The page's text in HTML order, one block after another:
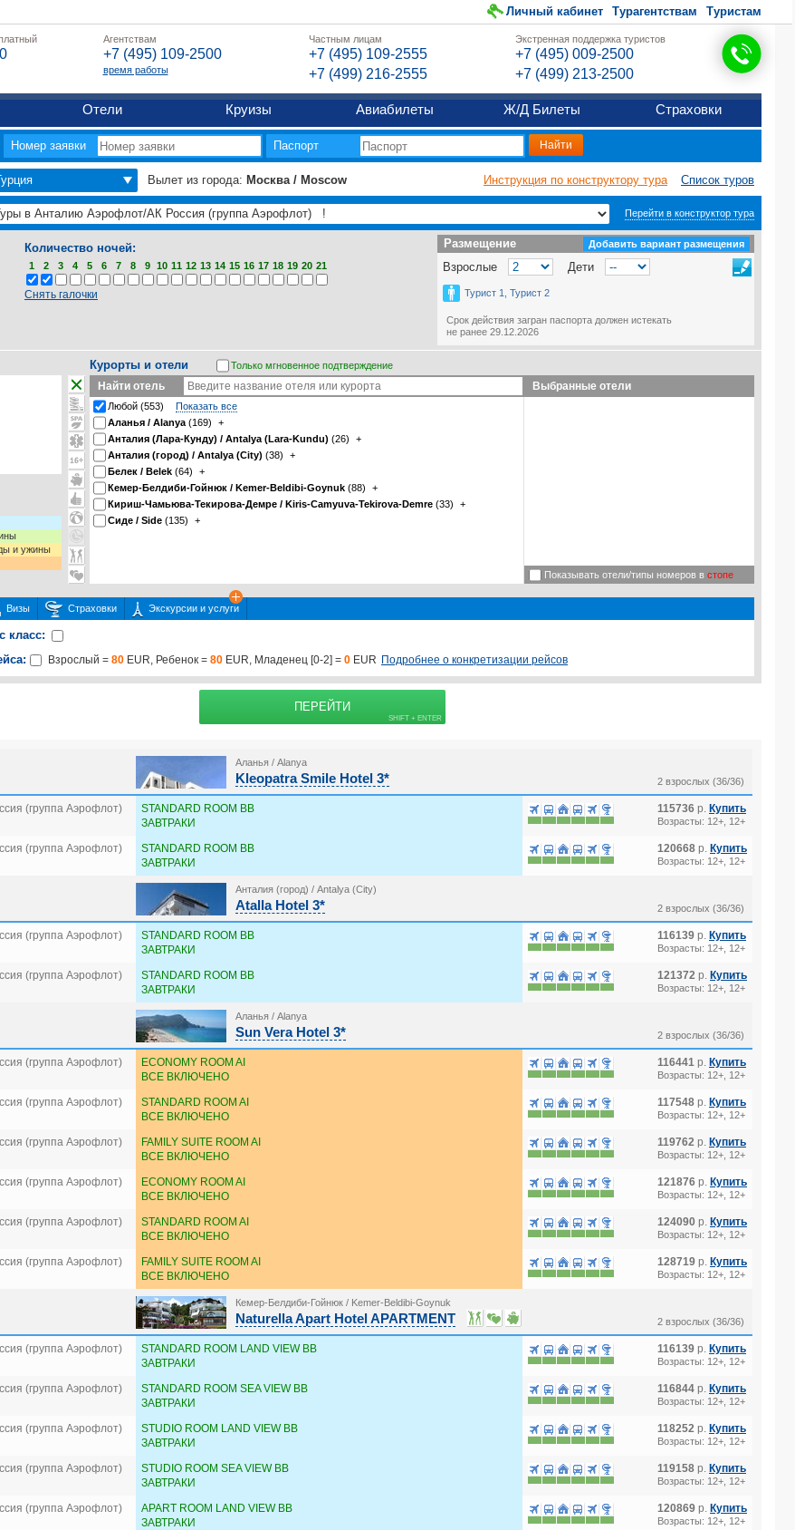
Личный кабинет Турагентствам Туристам
Агентствам
+7 (495) 109-2500
время работы
Частным лицам
+7 (495) 109-2555
+7 (499) 216-2555
Экстренная поддержка туристов
+7 (495) 009-2500
+7 (499) 213-2500
Отели Круизы Авиабилеты Ж/Д Билеты Страховки
Номер заявки Паспорт
Вылет из города: Москва / Moscow Инструкция по конструктору тура Список туров
Перейти в конструктор тура
Размещение
Размещение Добавить вариант размещения
Взрослые Дети
Турист 1, Турист 2
Срок действия загран паспорта должен истекать
не ранее 29.12.2026
Количество ночей:
1 2 3 4 5 6 7 8 9 10 11 12 13 14 15 16 17 18 19 20 21
Снять галочки
и ужины
Только мгновенное подтверждение
Показывать отели/типы номеров в стопе
Выбранные отели
Курорты и отели
Найти отель
Любой (553)
Показать все
Аланья / Alanya (169)
+
Анталия (Лара-Кунду) / Antalya (Lara-Kundu) (26)
+
Анталия (город) / Antalya (City) (38)
+
Белек / Belek (64)
+
Кемер-Белдиби-Гойнюк / Kemer-Beldibi-Goynuk (88)
+
Кириш-Чамьюва-Текирова-Демре / Kiris-Camyuva-Tekirova-Demre (33)
+
Сиде / Side (135) +
Визы Страховки Экскурсии и услуги
класс:
Взрослый = 80 EUR, Ребенок = 80 EUR, Младенец [0-2] = 0 EUR Подробнее о конкретизации рейсов
Подробнее о страховке
ПЕРЕЙТИ
Аланья / Alanya
Kleopatra Smile Hotel 3* 2 взрослых (36/36)
(группа Аэрофлот)
STANDARD ROOM BB
ЗАВТРАКИ
115736 р. Купить
Возрасты: 12+, 12+
(группа Аэрофлот)
STANDARD ROOM BB
ЗАВТРАКИ
120668 р. Купить
Возрасты: 12+, 12+
Анталия (город) / Antalya (City)
Atalla Hotel 3* 2 взрослых (36/36)
(группа Аэрофлот)
STANDARD ROOM BB
ЗАВТРАКИ
116139 р. Купить
Возрасты: 12+, 12+
(группа Аэрофлот)
STANDARD ROOM BB
ЗАВТРАКИ
121372 р. Купить
Возрасты: 12+, 12+
Аланья / Alanya
Sun Vera Hotel 3* 2 взрослых (36/36)
(группа Аэрофлот)
ECONOMY ROOM AI
ВСЕ ВКЛЮЧЕНО
116441 р. Купить
Возрасты: 12+, 12+
(группа Аэрофлот)
STANDARD ROOM AI
ВСЕ ВКЛЮЧЕНО
117548 р. Купить
Возрасты: 12+, 12+
(группа Аэрофлот)
FAMILY SUITE ROOM AI
ВСЕ ВКЛЮЧЕНО
119762 р. Купить
Возрасты: 12+, 12+
(группа Аэрофлот)
ECONOMY ROOM AI
ВСЕ ВКЛЮЧЕНО
121876 р. Купить
Возрасты: 12+, 12+
(группа Аэрофлот)
STANDARD ROOM AI
ВСЕ ВКЛЮЧЕНО
124090 р. Купить
Возрасты: 12+, 12+
(группа Аэрофлот)
FAMILY SUITE ROOM AI
ВСЕ ВКЛЮЧЕНО
128719 р. Купить
Возрасты: 12+, 12+
Кемер-Белдиби-Гойнюк / Kemer-Beldibi-Goynuk
Naturella Apart Hotel APARTMENT 2 взрослых (36/36)
(группа Аэрофлот)
STANDARD ROOM LAND VIEW BB
ЗАВТРАКИ
116139 р. Купить
Возрасты: 12+, 12+
(группа Аэрофлот)
STANDARD ROOM SEA VIEW BB
ЗАВТРАКИ
116844 р. Купить
Возрасты: 12+, 12+
(группа Аэрофлот)
STUDIO ROOM LAND VIEW BB
ЗАВТРАКИ
118252 р. Купить
Возрасты: 12+, 12+
(группа Аэрофлот)
STUDIO ROOM SEA VIEW BB
ЗАВТРАКИ
119158 р. Купить
Возрасты: 12+, 12+
(группа Аэрофлот)
APART ROOM LAND VIEW BB
ЗАВТРАКИ
120869 р. Купить
Возрасты: 12+, 12+